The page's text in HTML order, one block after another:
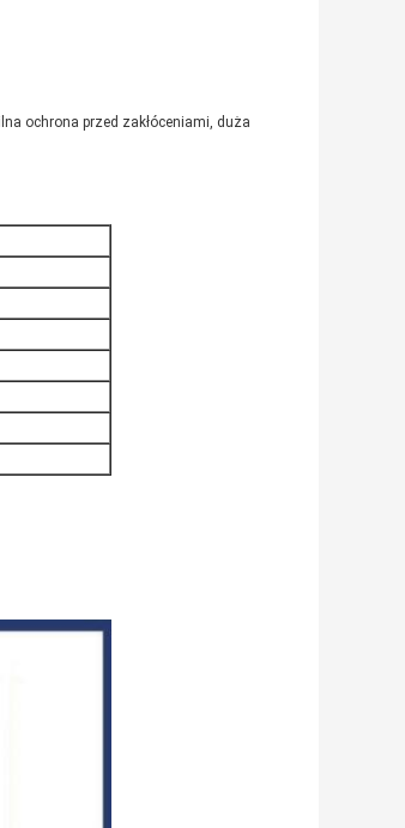
ochrona przed zakłóceniami, duża